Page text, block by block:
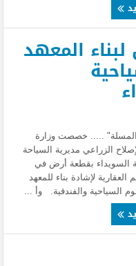
المعهد
"المسلة" ..... خصصت وزارة
الزراعي مديرية السياحة
السويداء بقطعة أرض في
لإشادة بناء للمعهد
السياحية والفندقية. وأ ...